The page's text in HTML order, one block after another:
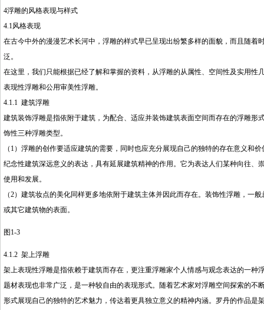
4浮雕的风格表现与样式
4.1风格表现
在古今中外的漫漫艺术长河中，浮雕的样式早已呈现出纷繁多样的面貌，而且随
泛。
在这里，我们只能根据已经了解和掌握的资料，从浮雕的从属性、空间性及实用
表现性浮雕和公用审美性浮雕。
4.1.1 建筑浮雕
建筑装饰浮雕是指依附于建筑，为配合、适应并装饰建筑表面空间而存在的浮雕
饰性三种浮雕类型。
（1）浮雕的创作要适应建筑的需要，同时也应充分展现自己的独特的存在意义和
纪念性建筑深远意义的表达，具有延展建筑精神的作用。它为表达人们某种向往
使用和发展。
（2）建筑妆点的美化同样更多地依附于建筑主体并因此而存在。装饰性浮雕，一
或其它建筑物的表面。
图1-3
4.1.2 架上浮雕
架上表现性浮雕是指依赖于建筑而存在，更注重浮雕家个人情感与观念表达的一
题材表现也非常广泛，是一种较自由的表现形式。随着艺术家对浮雕空间探索的
形式展现自己的独特的艺术魅力，传达着更具独立意义的精神内涵。罗丹的作品